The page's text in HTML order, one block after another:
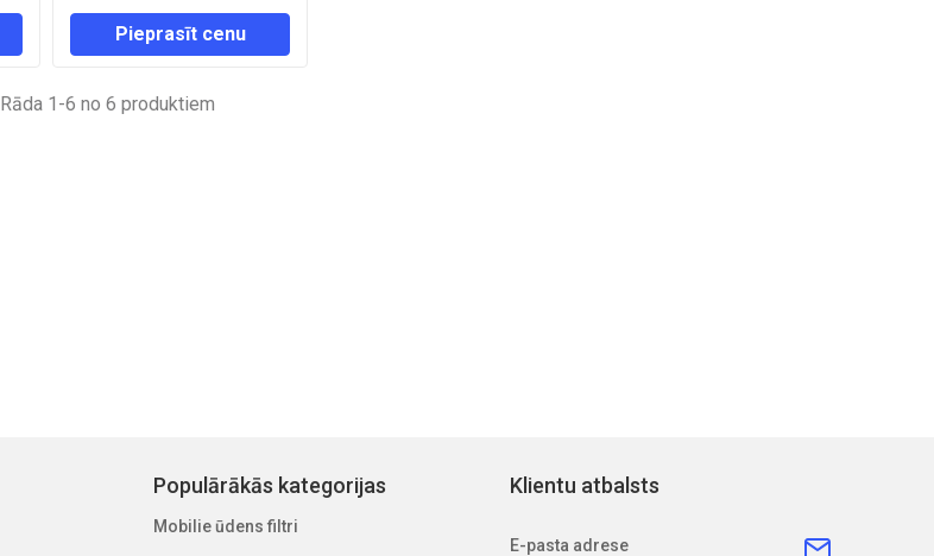
Pieprasīt cenu
Rāda 1-6 no 6 produktiem
Populārākās kategorijas
Mobilie ūdens filtri
Klientu atbalsts
E-pasta adrese